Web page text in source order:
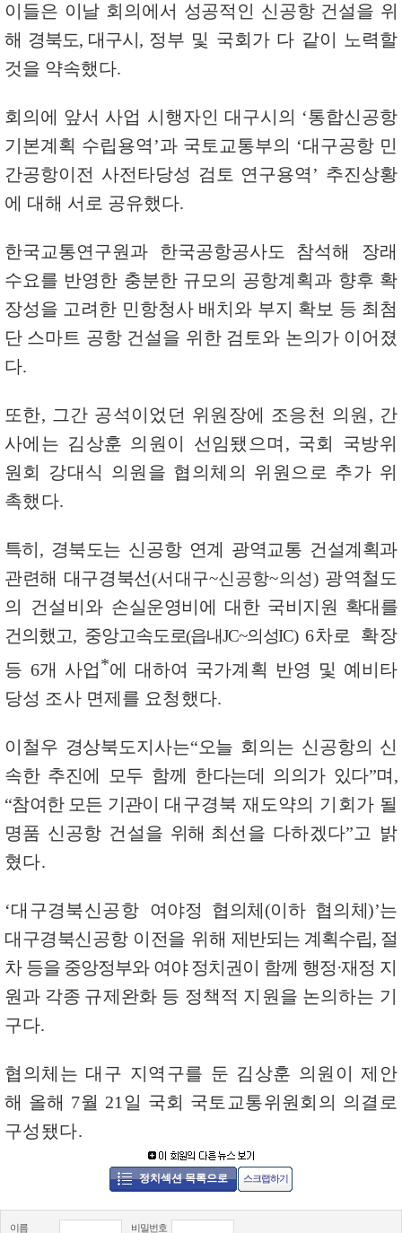
이들은 이날 회의에서 성공적인 신공항 건설을 위
해 경북도, 대구시 , 정부 및 국회가 다 같이 노력할
것을 약속했다.
회의에 앞서 사업 시행자인 대구시의 ‘통합신공항
기본계획 수립용역’과 국토교통부의 ‘대구공항 민
간공항이전 사전타당성 검토 연구용역’ 추진상황
에 대해 서로 공유했다.
한국교통연구원과 한국공항공사도 참석해 장래
수요를 반영한 충분한 규모의 공항계획과 향후 확
장성을 고려한 민항청사 배치와 부지 확보 등 최첨
단 스마트 공항 건설을 위한 검토와 논의가 이어졌
다.
또한, 그간 공석이었던 위원장에 조응천 의원 , 간
사에는 김상훈 의원이 선임됐으며 , 국회 국방위
원회 강대식 의원을 협의체의 위원으로 추가 위
촉했다.
특히 , 경북도는 신공항 연계 광역교통 건설계획과
관련해 대구경북선(서대구~신공항~의성) 광역철도
의 건설비와 손실운영비에 대한 국비지원 확대를
건의했고, 중앙고속도로(읍내JC~의성IC) 6차로 확장
등 6개 사업*에 대하여 국가계획 반영 및 예비타
당성 조사 면제를 요청했다.
이철우 경상북도지사는“오늘 회의는 신공항의 신
속한 추진에 모두 함께 한다는데 의의가 있다”며,
“참여한 모든 기관이 대구경북 재도약의 기회가 될
명품 신공항 건설을 위해 최선을 다하겠다”고 밝
혔다.
‘대구경북신공항 여야정 협의체(이하 협의체)’는
대구경북신공항 이전을 위해제반되는 계획수립, 절
차 등을 중앙정부와 여야 정치권이 함께 행정·재정 지
원과 각종 규제완화 등 정책적 지원을 논의하는 기
구다.
협의체는 대구 지역구를 둔 김상훈 의원이 제안
해 올해 7월 21 일 국회 국토교통위원회의 의결로
구성됐다.
정치섹션 목록으로 스크랩하기